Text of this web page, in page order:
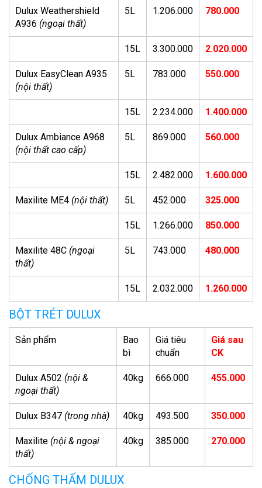
Dulux Weathershield
A936 (ngoại thất)
5L 1.206.000 780.000
15L 3.300.000 2.020.000
Dulux EasyClean A935
(nội thất)
5L 783.000 550.000
15L 2.234.000 1.400.000
Dulux Ambiance A968
(nội thất cao cấp)
5L 869.000 560.000
15L 2.482.000 1.600.000
Maxilite ME4 (nội thất) 5L 452.000 325.000
15L 1.266.000 850.000
Maxilite 48C (ngoại
thất)
5L 743.000 480.000
15L 2.032.000 1.260.000
BỘT TRÉT DULUX
Sản phẩm
Bao
bì
Giá tiêu
chuẩn
Giá sau
CK
Dulux A502 (nội &
ngoại thất)
40kg 666.000 455.000
Dulux B347 (trong nhà) 40kg 493.500 350.000
Maxilite (nội & ngoại
thất)
40kg 385.000 270.000
CHỐNG THẤM DULUX